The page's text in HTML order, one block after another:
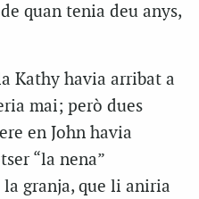
quan tenia deu anys,
Kathy havia arribat a
mai; però dues
en John havia
“la nena”
la granja, que li aniria